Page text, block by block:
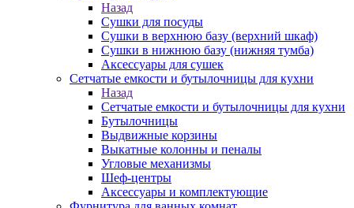
Назад
Сушки для посуды
Сушки в верхнюю базу (верхний шкаф)
Сушки в нижнюю базу (нижняя тумба)
Аксессуары для сушек
Сетчатые емкости и бутылочницы для кухни
Назад
Сетчатые емкости и бутылочницы для кухни
Бутылочницы
Выдвижные корзины
Выкатные колонны и пеналы
Угловые механизмы
Шеф-центры
Аксессуары и комплектующие